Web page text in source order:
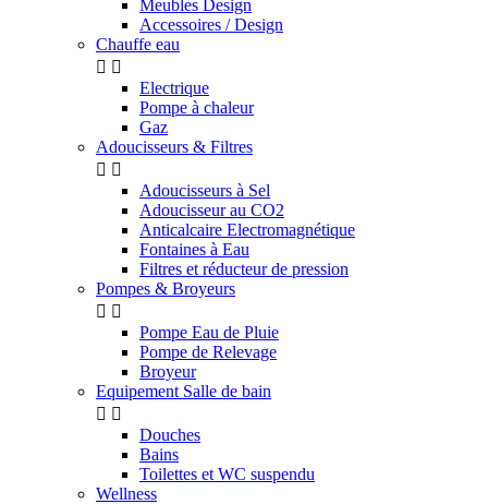
Meubles Design
Accessoires / Design
Chauffe eau
 
Electrique
Pompe à chaleur
Gaz
Adoucisseurs & Filtres
 
Adoucisseurs à Sel
Adoucisseur au CO2
Anticalcaire Electromagnétique
Fontaines à Eau
Filtres et réducteur de pression
Pompes & Broyeurs
 
Pompe Eau de Pluie
Pompe de Relevage
Broyeur
Equipement Salle de bain
 
Douches
Bains
Toilettes et WC suspendu
Wellness